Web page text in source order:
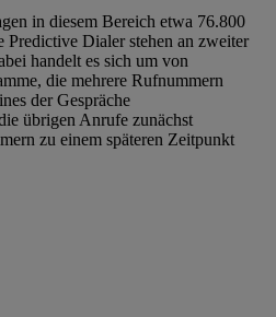
in diesem Bereich etwa 76.800
Predictive Dialer stehen an zweiter
handelt es sich um von
die mehrere Rufnummern
der Gespräche
übrigen Anrufe zunächst
zu einem späteren Zeitpunkt